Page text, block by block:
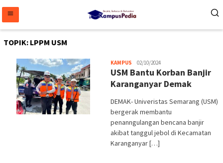
konten
TOPIK: LPPM USM
KAMPUS Melani
02/10/2024
USM Bantu Korban Banjir
Karanganyar Demak
DEMAK- Univeristas Semarang (USM)
bergerak membantu
penanngulangan bencana banjir
akibat tanggul jebol di Kecamatan
Karanganyar […]